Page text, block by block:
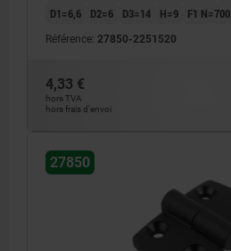
D1=6,6
D2=6 D3=14 H=9 F1 N=700
Référence: 27850-2251520
4,33 €
hors TVA
hors frais d’envoi
27850